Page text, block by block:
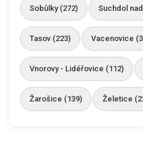
Sobůlky (272) Suchdol
Tasov (223) Vacenovice
Vnorovy - Lidéřovice (112)
Žarošice (139) Želetice